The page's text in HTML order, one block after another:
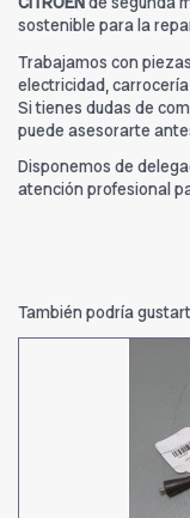
sostenible para la
Trabajamos con
electricidad,
Si tienes dudas de
puede asesorarte
Disponemos de
atención profesional
También podría